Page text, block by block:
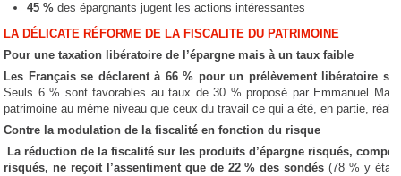
45 % des épargnants jugent les actions intéressantes
LA DÉLICATE RÉFORME DE LA FISCALITE DU PATRIMOINE
Pour une taxation libératoire de l’épargne mais à un taux faible
Les Français se déclarent à 66 % pour un prélèvement libératoire
Seuls 6 % sont favorables au taux de 30 % proposé par Emmanuel
patrimoine au même niveau que ceux du travail ce qui a été, en partie,
Contre la modulation de la fiscalité en fonction du risque
La réduction de la fiscalité sur les produits d’épargne risqués,
risqués, ne reçoit l’assentiment que de 22 % des sondés (78 % y